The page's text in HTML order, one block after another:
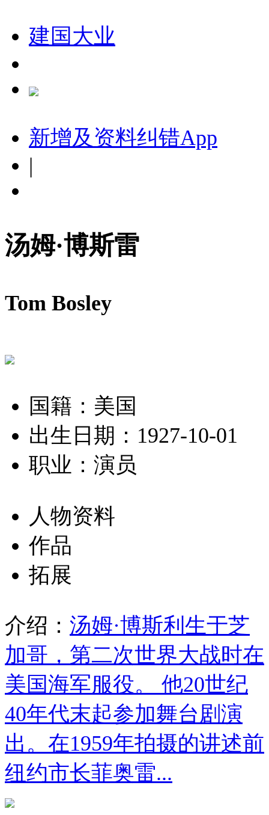
建国大业
新增及资料纠错App
|
汤姆·博斯雷
Tom Bosley
国籍：美国
出生日期：1927-10-01
职业：演员
人物资料
作品
拓展
介绍： 汤姆·博斯利生于芝
加哥，第二次世界大战时在
美国海军服役。 他20世纪
40年代末起参加舞台剧演
出。在1959年拍摄的讲述前
纽约市长菲奥雷...